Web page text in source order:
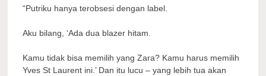
“Putriku hanya terobsesi dengan label.
Aku bilang, ‘Ada dua blazer hitam.
Kamu tidak bisa memilih yang Zara? Kamu harus memilih
Yves St Laurent ini.’ Dan itu lucu – yang lebih tua akan